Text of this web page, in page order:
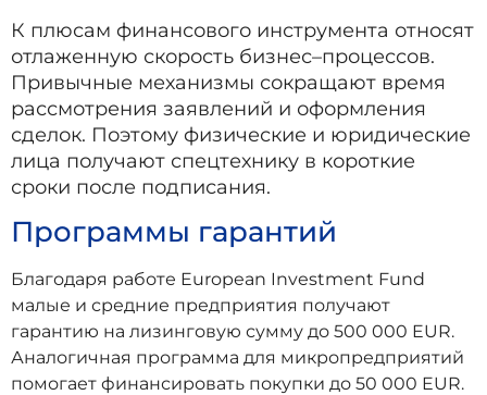
К плюсам финансового инструмента относят
отлаженную скорость бизнес–процессов.
Привычные механизмы сокращают время
рассмотрения заявлений и оформления
сделок. Поэтому физические и юридические
лица получают спецтехнику в короткие
сроки после подписания.
Программы гарантий
Благодаря работе European Investment Fund
малые и средние предприятия получают
гарантию на лизинговую сумму до 500 000 EUR.
Аналогичная программа для микропредприятий
помогает финансировать покупки до 50 000 EUR.